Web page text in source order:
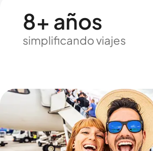
8+ años
simplificando viajes